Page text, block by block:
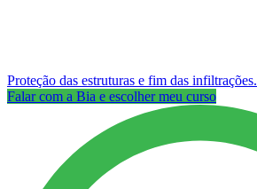
Proteção das estruturas e fim das infiltrações.
Falar com a Bia e escolher meu curso